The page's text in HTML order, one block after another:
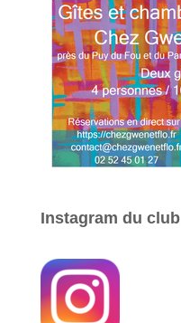
Instagram du club